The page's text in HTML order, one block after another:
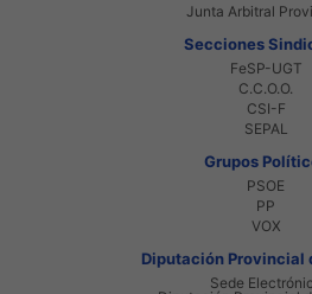
Junta Arbitral
Secciones
FeSP-UGT
C.C.O.O.
CSI-F
SEPAL
Grupos
PSOE
PP
VOX
Diputación Provincial
Sede